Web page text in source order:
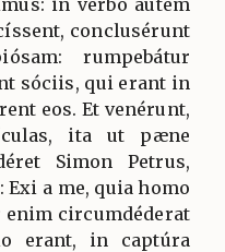
conclusérunt
rumpebátur
sóciis, qui erant in
eos. Et venérunt,
ita ut pæne
Simon Petrus,
Exi a me, quia homo
enim circumdéderat
erant, in captúra